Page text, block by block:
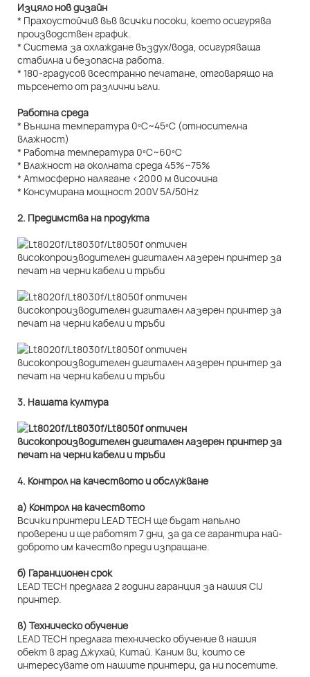
Изцяло нов дизайн
* Прахоустойчив във всички посоки, което осигурява
производствен график.
* Система за охлаждане въздух/вода, осигуряваща
стабилна и безопасна работа.
* 180-градусов всестранно печатане, отговарящо на
търсенето от различни ъгли.
Работна среда
* Външна температура 0ºC~45ºC (относителна
влажност)
* Работна температура 0ºC~60ºC
* Влажност на околната среда 45%~75%
* Атмосферно налягане <2000 м височина
* Консумирана мощност 200V 5A/50Hz
2. Предимства на продукта
3. Нашата култура
4. Контрол на качеството и обслужване
а) Контрол на качеството
Всички принтери LEAD TECH ще бъдат напълно
проверени и ще работят 7 дни, за да се гарантира най-
доброто им качество преди изпращане.
б) Гаранционен срок
LEAD TECH предлага 2 години гаранция за нашия CIJ
принтер.
в) Техническо обучение
LEAD TECH предлага техническо обучение в нашия
обект в град Джухай, Китай. Каним ви, които се
интересувате от нашите принтери, да ни посетите.